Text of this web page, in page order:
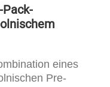
eines
Pre-